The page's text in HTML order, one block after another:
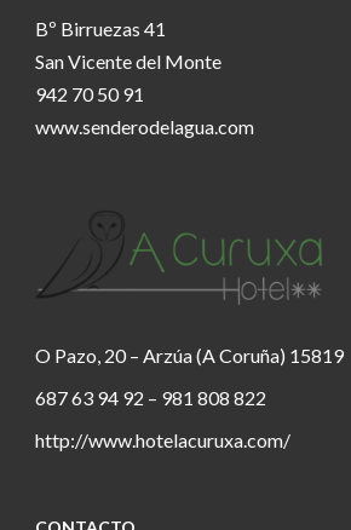
Bº Birruezas 41
San Vicente del Monte
942 70 50 91
www.senderodelagua.com
O Pazo, 20 – Arzúa (A Coruña) 15819
687 63 94 92 – 981 808 822
http://www.hotelacuruxa.com/